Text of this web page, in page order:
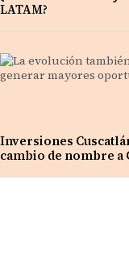
LATAM?
Inversiones
cambio de nombre a